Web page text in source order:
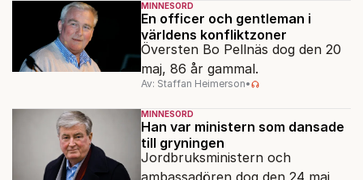
MINNESORD
En officer och gentleman i
världens konfliktzoner
Översten Bo Pellnäs dog den 20
maj, 86 år gammal.
Av: Staffan Heimerson•
MINNESORD
Han var ministern som dansade
till gryningen
Jordbruksministern och